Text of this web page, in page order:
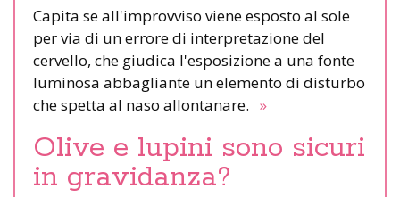
Capita se all'improvviso viene esposto al sole
per via di un errore di interpretazione del
cervello, che giudica l'esposizione a una fonte
luminosa abbagliante un elemento di disturbo
che spetta al naso allontanare. »
Olive e lupini sono sicuri
in gravidanza?